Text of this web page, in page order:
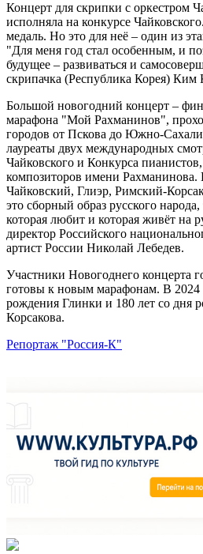
Концерт для скрипки с оркестром
исполняла на конкурсе
медаль. Но это для неё – один из
"Для меня год стал особенным, и
будущее – развиваться и
скрипачка (Республика Корея) Ким
Большой новогодний концерт –
марафона "Мой Рахманинов",
городов от Пскова до Южно-
лауреаты двух международных
Чайковского и Конкурса
композиторов имени Рахманинова.
Чайковский, Глиэр, Римский-
это сборный образ русского
которая любит и которая живёт на
директор Российского
артист России Николай Лебедев.
Участники Новогоднего концерта
готовы к новым марафонам. В 2024
рождения Глинки и 180 лет со дня
Корсакова.
Репортаж "Россия-К"